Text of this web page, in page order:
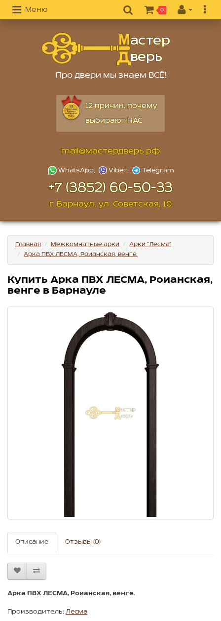
Меню 0
Про двери мы знаем ВСЁ!
12 причин, почему
выбирают НАС
mail@мастердверь.рф
+7 (3852) 60-50-33
г. Барнаул, ул. Советская, 10
Главная Межкомнатные арки
Арки "Лесма"
Арка ПВХ ЛЕСМА, Роианская, венге.
Купить Арка ПВХ ЛЕСМА, Роианская,
венге в Барнауле
Описание Отзывы (0)
Арка ПВХ ЛЕСМА, Роианская, венге.
Производитель: Лесма